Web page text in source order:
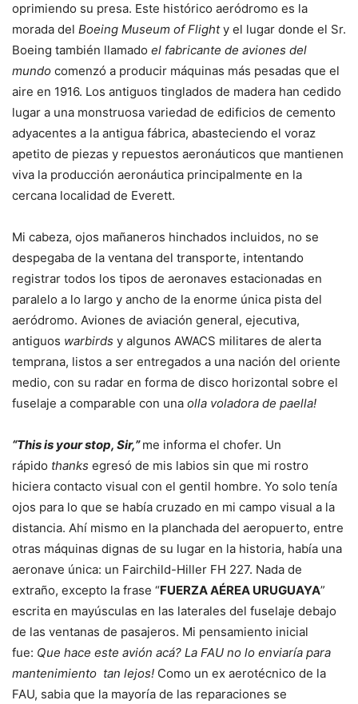
oprimiendo su presa. Este histórico aeródromo es la
morada del Boeing Museum of Flighty el lugar donde el Sr.
Boeing también llamado el fabricante de aviones del
mundo comenzó a producir máquinas más pesadas que el
aire en 1916. Los antiguos tinglados de madera han cedido
lugar a una monstruosa variedad de edificios de cemento
adyacentes a la antigua fábrica, abasteciendo el voraz
apetito de piezas y repuestos aeronáuticos que mantienen
viva la producción aeronáutica principalmente en la
cercana localidad de Everett.
Mi cabeza, ojos mañaneros hinchados incluidos, no se
despegaba de la ventana del transporte, intentando
registrar todos los tipos de aeronaves estacionadas en
paralelo a lo largo y ancho de la enorme única pista del
aeródromo. Aviones de aviación general, ejecutiva,
antiguos warbirds y algunos AWACS militares de alerta
temprana, listos a ser entregados a una nación del oriente
medio, con su radar en forma de disco horizontal sobre el
fuselaje a comparable con una olla voladora de paella!
“This is your stop, Sir,”me informa el chofer. Un
rápido thanks egresó de mis labios sin que mi rostro
hiciera contacto visual con el gentil hombre. Yo solo tenía
ojos para lo que se había cruzado en mi campo visual a la
distancia. Ahí mismo en la planchada del aeropuerto, entre
otras máquinas dignas de su lugar en la historia, había una
aeronave única: un Fairchild-Hiller FH 227. Nada de
extraño, excepto la frase “FUERZA AÉREA URUGUAYA”
escrita en mayúsculas en las laterales del fuselaje debajo
de las ventanas de pasajeros. Mi pensamiento inicial
fue: Que hace este avión acá? La FAU no lo enviaría para
mantenimiento tan lejos! Como un ex aerotécnico de la
FAU, sabia que la mayoría de las reparaciones se